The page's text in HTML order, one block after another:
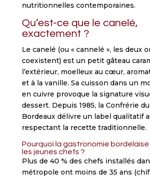
nutritionnelles contemporaines.
Qu’est-ce que le canelé,
exactement ?
Le canelé (ou « cannelé », les deux
coexistent) est un petit gâteau
l’extérieur, moelleux au cœur,
et à la vanille. Sa cuisson dans un
en cuivre provoque la signature
dessert. Depuis 1985, la Confrérie
Bordeaux délivre un label qualitatif
respectant la recette traditionnelle.
Pourquoi la gastronomie
les jeunes chefs ?
Plus de 40 % des chefs installés
métropole ont moins de 35 ans